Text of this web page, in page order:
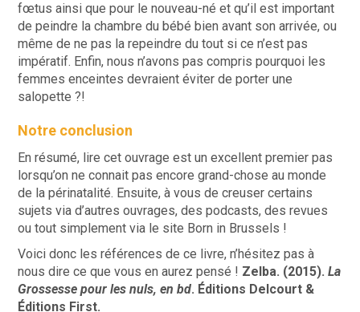
fœtus ainsi que pour le nouveau-né et qu’il est important
de peindre la chambre du bébé bien avant son arrivée, ou
même de ne pas la repeindre du tout si ce n’est pas
impératif. Enfin, nous n’avons pas compris pourquoi les
femmes enceintes devraient éviter de porter une
salopette ?!
Notre conclusion
En résumé, lire cet ouvrage est un excellent premier pas
lorsqu’on ne connait pas encore grand-chose au monde
de la périnatalité. Ensuite, à vous de creuser certains
sujets via d’autres ouvrages, des podcasts, des revues
ou tout simplement via le site Born in Brussels !
Voici donc les références de ce livre, n’hésitez pas à
nous dire ce que vous en aurez pensé ! Zelba. (2015).La
Grossesse pour les nuls, en bd. Éditions Delcourt &
Éditions First.